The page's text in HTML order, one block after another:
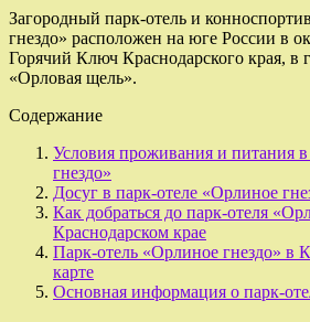
Загородный парк-отель и
гнездо» расположен на юге России в
Горячий Ключ Краснодарского края, в
«Орловая щель».
Содержание
Условия проживания и питания
гнездо»
Досуг в парк-отеле «Орлиное
Как добраться до парк-отеля
Краснодарском крае
Парк-отель «Орлиное гнездо» в
карте
Основная информация о парк-